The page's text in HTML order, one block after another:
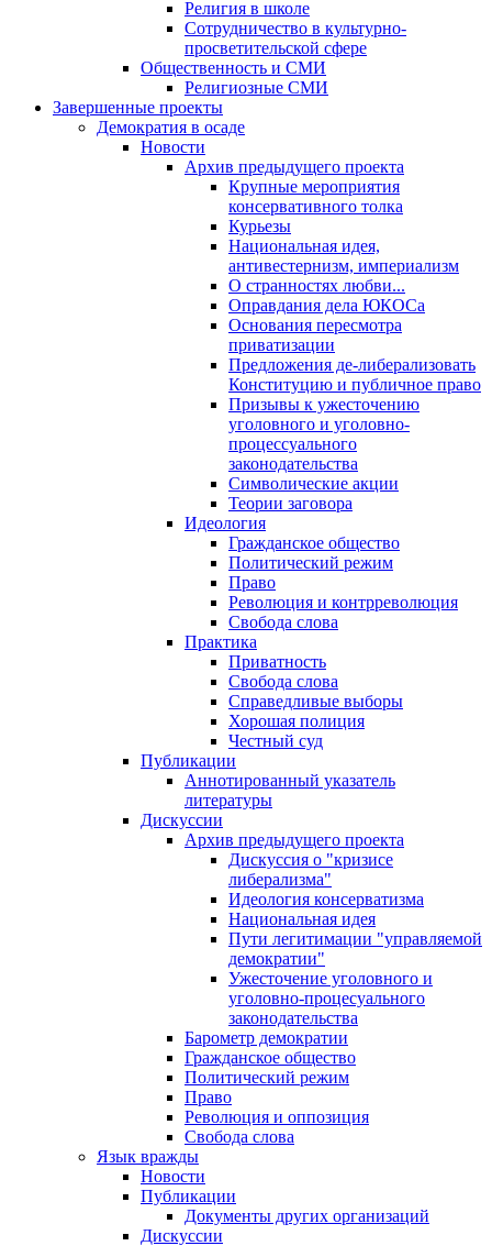
Религия в школе
Сотрудничество в культурно-
просветительской сфере
Общественность и СМИ
Религиозные СМИ
Завершенные проекты
Демократия в осаде
Новости
Архив предыдущего проекта
Крупные мероприятия
консервативного толка
Курьезы
Национальная идея,
антивестернизм, империализм
О странностях любви...
Оправдания дела ЮКОСа
Основания пересмотра
приватизации
Предложения де-либерализовать
Конституцию и публичное право
Призывы к ужесточению
уголовного и уголовно-
процессуального
законодательства
Символические акции
Теории заговора
Идеология
Гражданское общество
Политический режим
Право
Революция и контрреволюция
Свобода слова
Практика
Приватность
Свобода слова
Справедливые выборы
Хорошая полиция
Честный суд
Публикации
Аннотированный указатель
литературы
Дискуссии
Архив предыдущего проекта
Дискуссия о "кризисе
либерализма"
Идеология консерватизма
Национальная идея
Пути легитимации "управляемой
демократии"
Ужесточение уголовного и
уголовно-процесуального
законодательства
Барометр демократии
Гражданское общество
Политический режим
Право
Революция и оппозиция
Свобода слова
Язык вражды
Новости
Публикации
Документы других организаций
Дискуссии